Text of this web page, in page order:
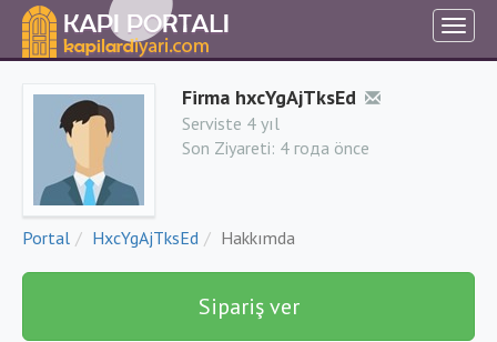
Firma hxcYgAjTksEd
Serviste 4 yıl
Son Ziyareti: 4 года önce
Portal HxcYgAjTksEd Hakkımda
Sipariş ver